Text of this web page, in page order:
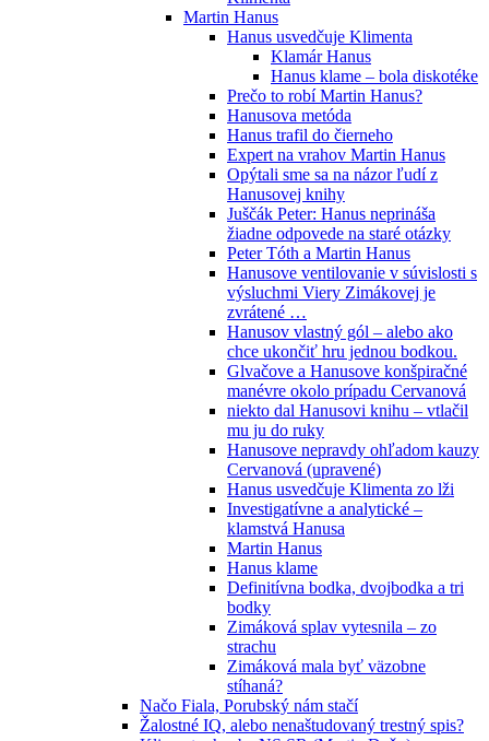
Martin Hanus
Hanus usvedčuje Klimenta
Klamár Hanus
Hanus klame – bola diskotéke
Prečo to robí Martin Hanus?
Hanusova metóda
Hanus trafil do čierneho
Expert na vrahov Martin Hanus
Opýtali sme sa na názor ľudí z
Hanusovej knihy
Juščák Peter: Hanus neprináša
žiadne odpovede na staré otázky
Peter Tóth a Martin Hanus
Hanusove ventilovanie v súvislosti s
výsluchmi Viery Zimákovej je
zvrátené …
Hanusov vlastný gól – alebo ako
chce ukončiť hru jednou bodkou.
Glvačove a Hanusove konšpiračné
manévre okolo prípadu Cervanová
niekto dal Hanusovi knihu – vtlačil
mu ju do ruky
Hanusove nepravdy ohľadom kauzy
Cervanová (upravené)
Hanus usvedčuje Klimenta zo lži
Investigatívne a analytické –
klamstvá Hanusa
Martin Hanus
Hanus klame
Definitívna bodka, dvojbodka a tri
bodky
Zimáková splav vytesnila – zo
strachu
Zimáková mala byť väzobne
stíhaná?
Načo Fiala, Porubský nám stačí
Žalostné IQ, alebo nenaštudovaný trestný spis?